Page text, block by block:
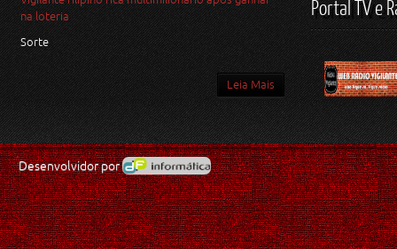
na loteria
Sorte
Leia Mais
Portal TV e
Desenvolvidor por